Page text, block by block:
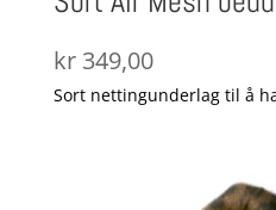
kr349,00
Sort nettingunderlag til å